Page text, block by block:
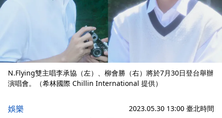
N.Flying雙主唱李承協（左）、柳會勝（右）將於7月30日登台舉辦
演唱會。（希林國際 Chillin International 提供）
娛樂 2023.05.30 13:00 臺北時間